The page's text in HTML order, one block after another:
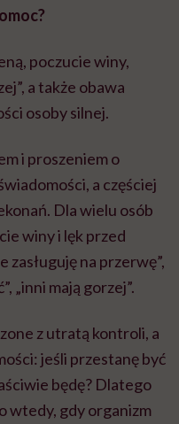
poczucie winy,
a także obawa
osoby silnej.
i proszeniem o
a częściej
Dla wielu osób
winy i lęk przed
zasługuję na przerwę”,
„inni mają gorzej”.
z utratą kontroli, a
jeśli przestanę być
będę? Dlatego
wtedy, gdy organizm